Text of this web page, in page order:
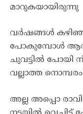
മാറുകയായിരുന്നു
വർഷങ്ങൾ
പോകുമ്പോൾ ആരും
ചുവട്ടിൽ പോയി
വല്ലാത്ത
അല്ല അപ്പൊ